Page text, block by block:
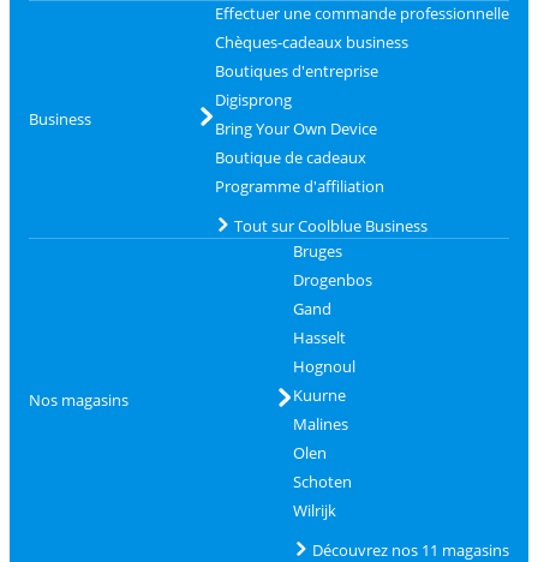
Business
Effectuer une commande professionnelle
Chèques-cadeaux business
Boutiques d'entreprise
Digisprong
Bring Your Own Device
Boutique de cadeaux
Programme d'affiliation
Tout sur Coolblue Business
Nos magasins
Bruges
Drogenbos
Gand
Hasselt
Hognoul
Kuurne
Malines
Olen
Schoten
Wilrijk
Découvrez nos 11 magasins